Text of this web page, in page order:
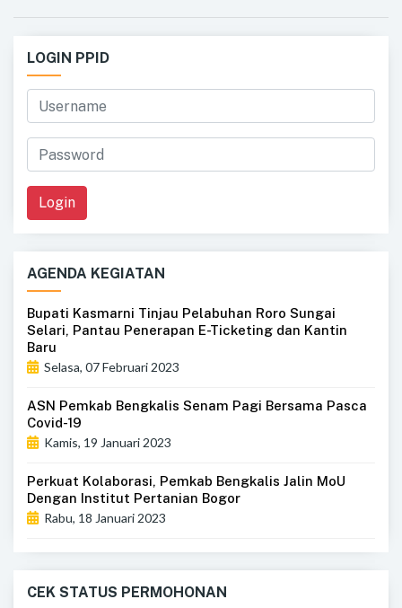
LOGIN PPID
Login
AGENDA KEGIATAN
Bupati Kasmarni Tinjau Pelabuhan Roro Sungai
Selari, Pantau Penerapan E-Ticketing dan Kantin
Baru
Selasa, 07 Februari 2023
ASN Pemkab Bengkalis Senam Pagi Bersama Pasca
Covid-19
Kamis, 19 Januari 2023
Perkuat Kolaborasi, Pemkab Bengkalis Jalin MoU
Dengan Institut Pertanian Bogor
Rabu, 18 Januari 2023
CEK STATUS PERMOHONAN